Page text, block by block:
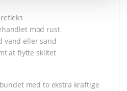
mod rust
vand eller sand
at flytte skiltet
med to ekstra kraftige